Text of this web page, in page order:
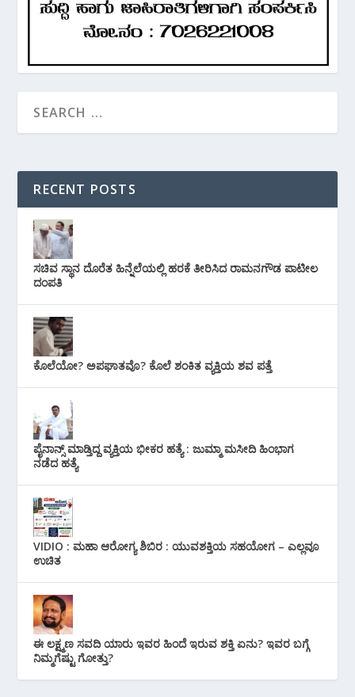
RECENT POSTS
ಸಚಿವ ಸ್ಥಾನ ದೊರೆತ ಹಿನ್ನೆಲೆಯಲ್ಲಿ ಹರಕೆ ತೀರಿಸಿದ ರಾಮನಗೌಡ ಪಾಟೀಲ
ದಂಪತಿ
ಕೊಲೆಯೋ? ಅಪಘಾತವೊ? ಕೊಲೆ ಶಂಕಿತ ವ್ಯಕ್ತಿಯ ಶವ ಪತ್ತೆ
ಪೈನಾನ್ಸ್ ಮಾಡ್ತಿದ್ದ ವ್ಯಕ್ತಿಯ ಭೀಕರ‌ ಹತ್ಯೆ : ಜುಮ್ಮಾ ಮಸೀದಿ ಹಿಂಭಾಗ
ನಡೆದ ಹತ್ಯೆ
VIDIO : ಮಹಾ ಆರೋಗ್ಯ ಶಿಬಿರ : ಯುವಶಕ್ತಿಯ ಸಹಯೋಗ – ಎಲ್ಲವೂ
ಉಚಿತ
ಈ ಲಕ್ಷ್ಮಣ ಸವದಿ ಯಾರು ಇವರ ಹಿಂದೆ ಇರುವ ಶಕ್ತಿ ಏನು? ಇವರ ಬಗ್ಗೆ
ನಿಮ್ಮಗೆಷ್ಟು ಗೋತ್ತು?